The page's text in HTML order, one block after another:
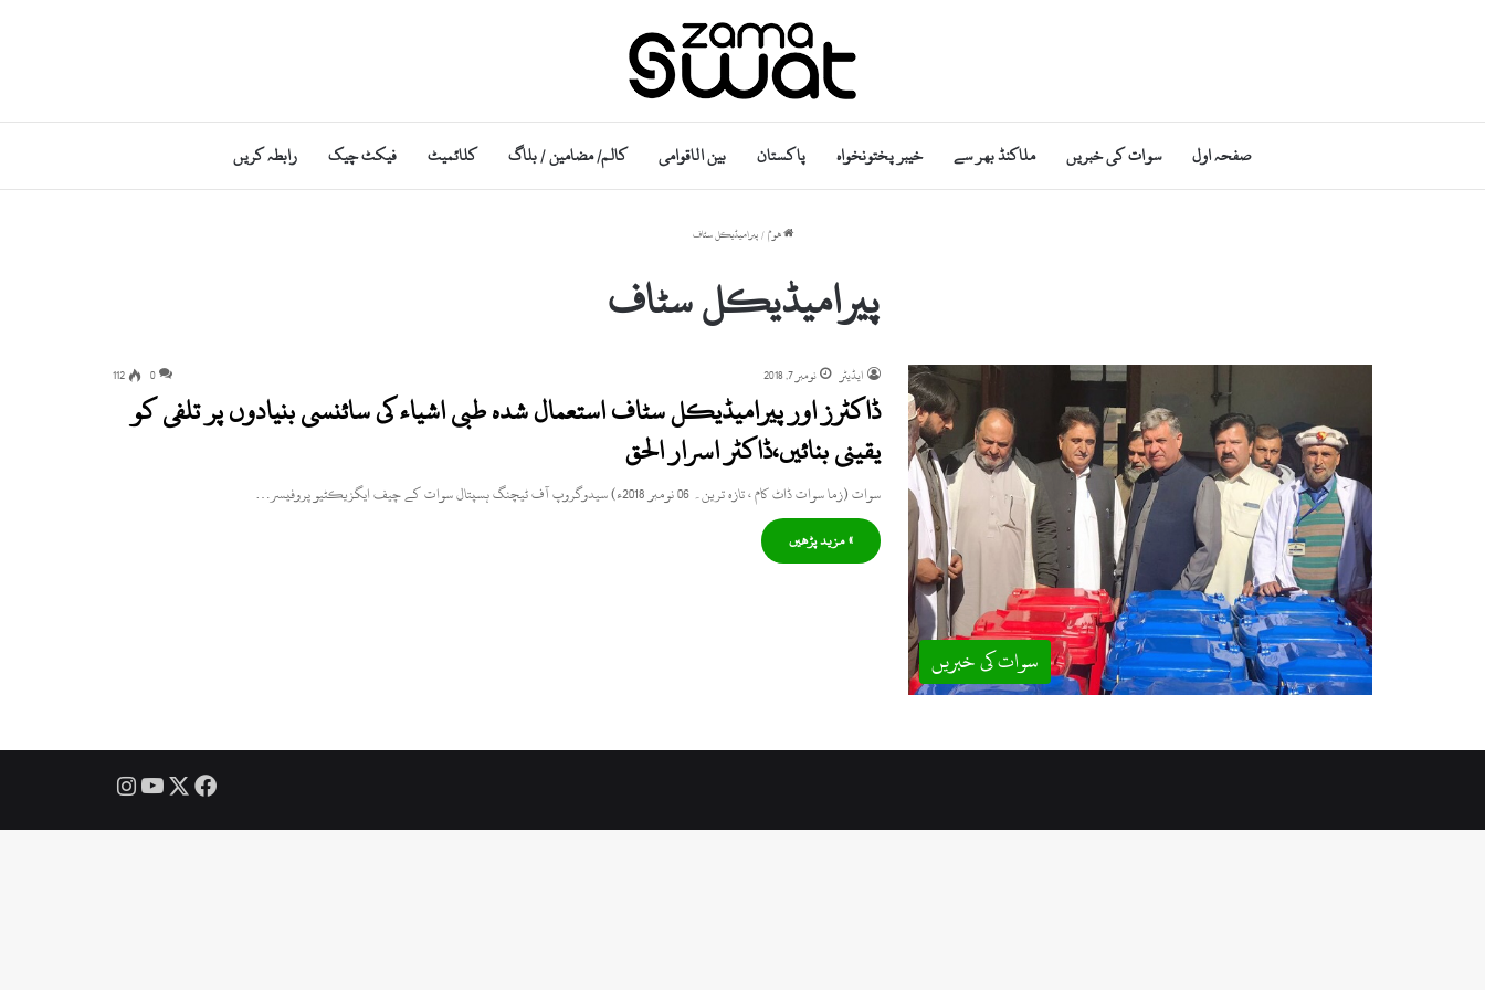
صفحہ اول سوات کی خبریں ملاکنڈ بھر سے خیبر پختونخواہ پاکستان بین الاقوامی کالم/ مضامین / بلاگ کلائمیٹ فیکٹ چیک رابطہ کریں
ھوم / پیرامیڈیکل سٹاف
پیرامیڈیکل سٹاف
سوات کی خبریں
ایڈیٹر نومبر 7, 2018 0
112
ڈاکٹرز اور پیرامیڈیکل سٹاف استعمال شدہ طبی اشیاء کی سائنسی بنیادوں پر تلفی کو
یقینی بنائیں،ڈاکٹر اسرار الحق
سوات (زما سوات ڈاٹ کام ، تازہ ترین۔ 06 نومبر 2018ء) سیدوگروپ آف ٹیچنگ ہسپتال سوات کے چیف ایگزیکٹیو پروفیسر…
» مزید پڑھیں
Facebook
X
YouTube